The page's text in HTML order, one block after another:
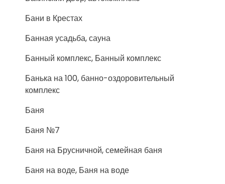
Бани в Крестах
Банная усадьба, сауна
Банный комплекс, Банный комплекс
Банька на 100, банно-оздоровительный
комплекс
Баня
Баня №7
Баня на Брусничной, семейная баня
Баня на воде, Баня на воде